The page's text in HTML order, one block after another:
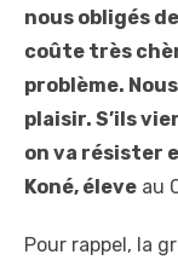
nous obligés
coûte très
problème.
plaisir. S’ils
on va résister
Koné, éleve au
Pour rappel, la